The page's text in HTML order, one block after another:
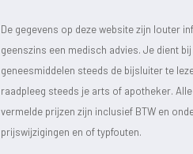
De gegevens op deze website zijn louter
geenszins een medisch advies. Je dient
geneesmiddelen steeds de bijsluiter te
raadpleeg steeds je arts of apotheker.
vermelde prijzen zijn inclusief BTW en
prijswijzigingen en of typfouten.